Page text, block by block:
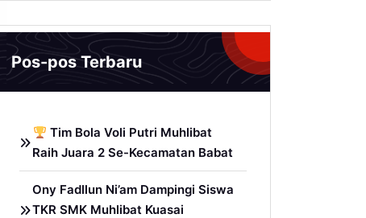
Pos-pos Terbaru
Tim Bola Voli Putri Muhlibat
Raih Juara 2 Se-Kecamatan Babat
Ony Fadllun Ni’am Dampingi Siswa
TKR SMK Muhlibat Kuasai